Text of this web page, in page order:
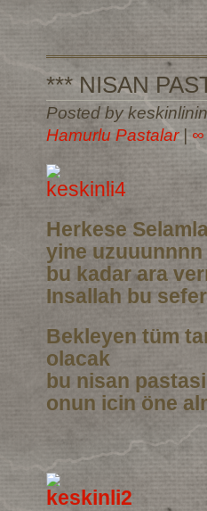
*** NISAN
Posted by
Hamurlu Pastalar |∞
Herkese
yine
bu kadar ara
Insallah bu
Bekleyen tüm
olacak
bu nisan
onun icin öne